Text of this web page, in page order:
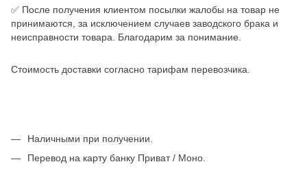
✅ После получения клиентом посылки жалобы на товар не
принимаются, за исключением случаев заводского брака и
неисправности товара. Благодарим за понимание.
Стоимость доставки согласно тарифам перевозчика.
Наличными при получении.
Перевод на карту банку Приват / Моно.